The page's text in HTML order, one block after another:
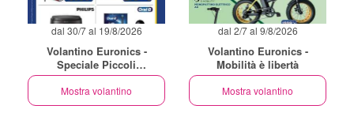
dal 30/7 al 19/8/2026
Volantino Euronics -
Speciale Piccoli
Elettrodomestici
Mostra volantino
dal 2/7 al 9/8/2026
Volantino Euronics -
Mobilità è libertà
Mostra volantino